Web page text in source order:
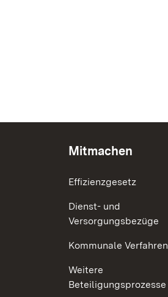
Mitmachen
Effizienzgesetz
Dienst- und
Versorgungsbezüge
Kommunale Verfahren
Weitere
Beteiligungsprozesse